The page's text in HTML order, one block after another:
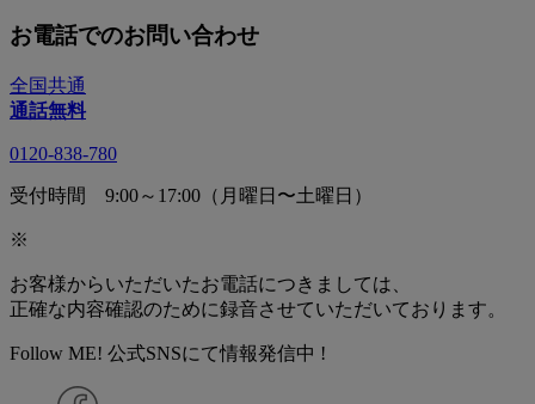
お電話でのお問い合わせ
全国共通
通話無料
0120-838-780
受付時間 9:00～17:00（月曜日〜土曜日）
※
お客様からいただいたお電話につきましては、
正確な内容確認のために録音させていただいております。
Follow ME! 公式SNSにて情報発信中 !